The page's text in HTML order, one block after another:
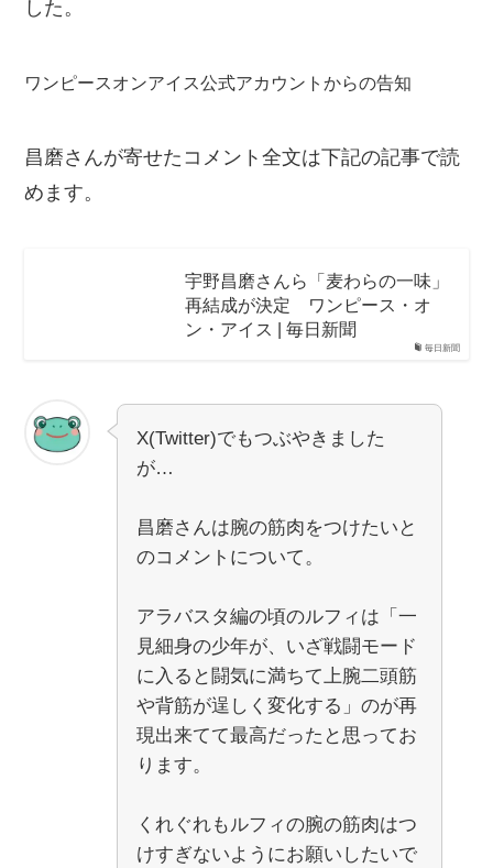
した。
ワンピースオンアイス公式アカウントからの告知
昌磨さんが寄せたコメント全文は下記の記事で読
めます。
毎日新聞
宇野昌磨さんら「麦わらの一味」
再結成が決定 ワンピース・オ
ン・アイス | 毎日新聞
X(Twitter)でもつぶやきました
が…
昌磨さんは腕の筋肉をつけたいと
のコメントについて。
アラバスタ編の頃のルフィは「一
見細身の少年が、いざ戦闘モード
に入ると闘気に満ちて上腕二頭筋
や背筋が逞しく変化する」のが再
現出来てて最高だったと思ってお
ります。
くれぐれもルフィの腕の筋肉はつ
けすぎないようにお願いしたいで